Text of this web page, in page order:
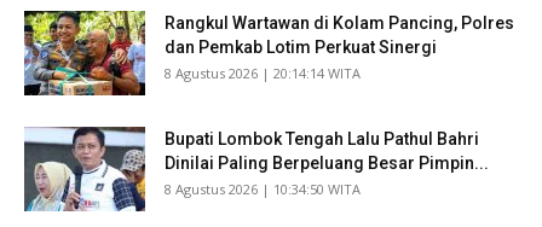
Rangkul Wartawan di Kolam Pancing, Polres
dan Pemkab Lotim Perkuat Sinergi
​8 Agustus 2026 | 20:14:14 WITA
Bupati Lombok Tengah Lalu Pathul Bahri
Dinilai Paling Berpeluang Besar Pimpin...
​8 Agustus 2026 | 10:34:50 WITA